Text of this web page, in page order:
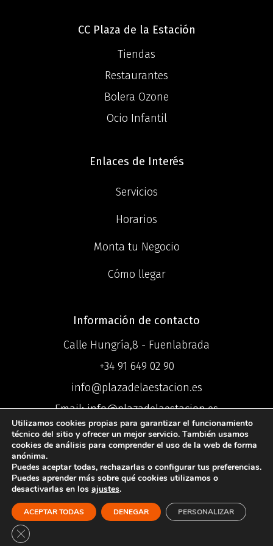
CC Plaza de la Estación
Tiendas
Restaurantes
Bolera Ozone
Ocio Infantil
Enlaces de Interés
Servicios
Horarios
Monta tu Negocio
Cómo llegar
Información de contacto
Calle Hungría,8 - Fuenlabrada
+34 91 649 02 90
info@plazadelaestacion.es
Email: info@plazadelaestacion.es
©2025 Centro
Comercial Plaza de la Estación ®
Política de PrivacidadIPolítica de
Utilizamos cookies propias para garantizar el funcionamiento
técnico del sitio y ofrecer un mejor servicio. También usamos
cookies de análisis para comprender el uso de la web de forma
anónima.
Puedes aceptar todas, rechazarlas o configurar tus preferencias.
Puedes aprender más sobre qué cookies utilizamos o
desactivarlas en los ajustes.
ACEPTAR TODAS DENEGAR PERSONALIZAR
Cerrar el banner de cookies RGPD